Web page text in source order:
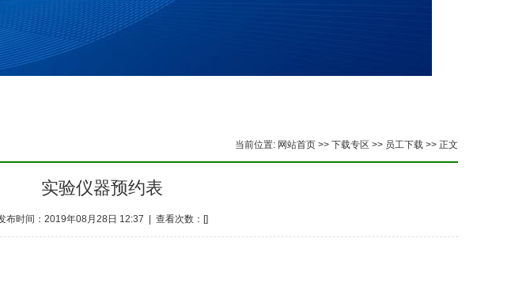
当前位置: 网站首页 >> 下载专区 >> 员工下载 >> 正文
实验仪器预约表
布时间：2019年08月28日 12:37 | 查看次数：[]